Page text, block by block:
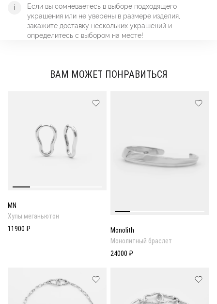
Если вы сомневаетесь в выборе подходящего
украшения или не уверены в размере изделия,
закажите доставку нескольких украшений и
определитесь с выбором на месте!
ВАМ МОЖЕТ ПОНРАВИТЬСЯ
MN
Хупы меганьютон
11900 ₽
Monolith
Монолитный браслет
24000 ₽